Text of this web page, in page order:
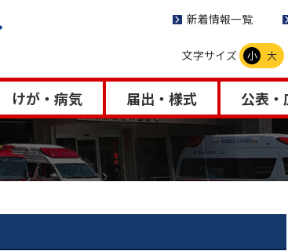
新着情報一覧
文字サイズ 小 大
けが・病気 届出・様式 公表・